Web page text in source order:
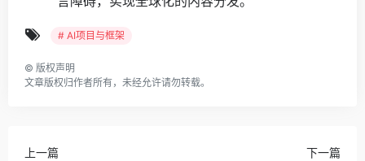
# AI项目与框架
© 版权声明
文章版权归作者所有，未经允许请勿转载。
上一篇 下一篇